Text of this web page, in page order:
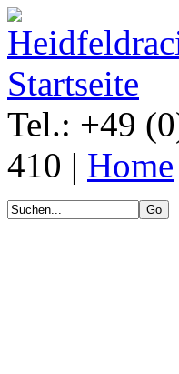
Tel.: +49
410 | Home